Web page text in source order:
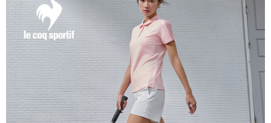
2.透過簡訊連結打開帳單後，可選擇「超商條碼／台灣大直營門市／銀行轉
帳／街口支付／iPASS MONEY」等通路繳費。
【注意事項】
1.本服務係由「台灣大哥大股份有限公司」（以下簡稱本公司）所提供，讓
用戶於交易時，得透過本服務購買商品或服務，並由商店將買賣／分期付款
買賣價金債權讓與本公司後，依約使用本公司帳單繳交帳款。
2.基於同意付款使用「大哥付你分期」之契約關係目的，商店將以您的個人
資料（包含姓名、電話或地址）提供予台灣大哥大進項蒐集、處理及利用，
由本公司與您本人進行分期帳單所需資料之確認、核對及更正。
3.完整用戶服務條款，請詳閱以下連結：https://oppay.tw/userRule
１．於結帳方式選擇「AFTEE先享後付」後，將跳轉至「AFTEE先享後付」
結帳頁面，進行簡訊認證並確認金額後，即可完成結帳。
２．訂單成立數日內，您將收到繳費通知簡訊。
３．收到繳費通知簡訊後14天內，點擊此簡訊中的連結，可透過四大超商／
ATM／網路銀行／等多元方式進行付款，方視為交易完成。
※ 請注意：結帳手續完成當下不需立刻繳費，但若您需要取消訂單，請聯絡
購買商品的店家。未經商家同意取消之訂單仍視為有效，需透過AFTEE先享
後付繳納相關費用。
※ 交易是否成功請以「AFTEE先享後付 」之結帳頁面顯示為準，若有關於
是否繳費成功／繳費後需取消欲退款等相關疑問，請聯繫「AFTEE先享後付
客戶支援中心」 https://netprotections.freshdesk.com/support/home
付款後全家取貨
免運費
萊爾富取貨付款
免運費
付款後萊爾富取貨
免運費